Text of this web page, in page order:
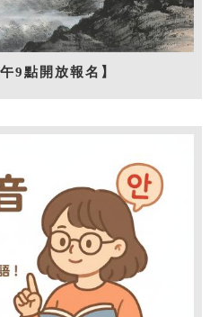
9點開放報名】